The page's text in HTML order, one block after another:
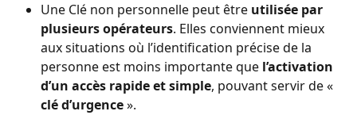
Une Clé non personnelle peut être utilisée par
plusieurs opérateurs. Elles conviennent mieux
aux situations où l’identification précise de la
personne est moins importante que l’activation
d’un accès rapide et simple, pouvant servir de «
clé d’urgence ».